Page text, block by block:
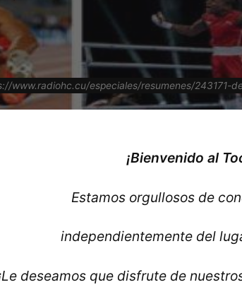
www.radiohc.cu/especiales/resumenes/
¡Bienvenido al
Estamos orgullosos de
independientemente del
deseamos que disfrute de